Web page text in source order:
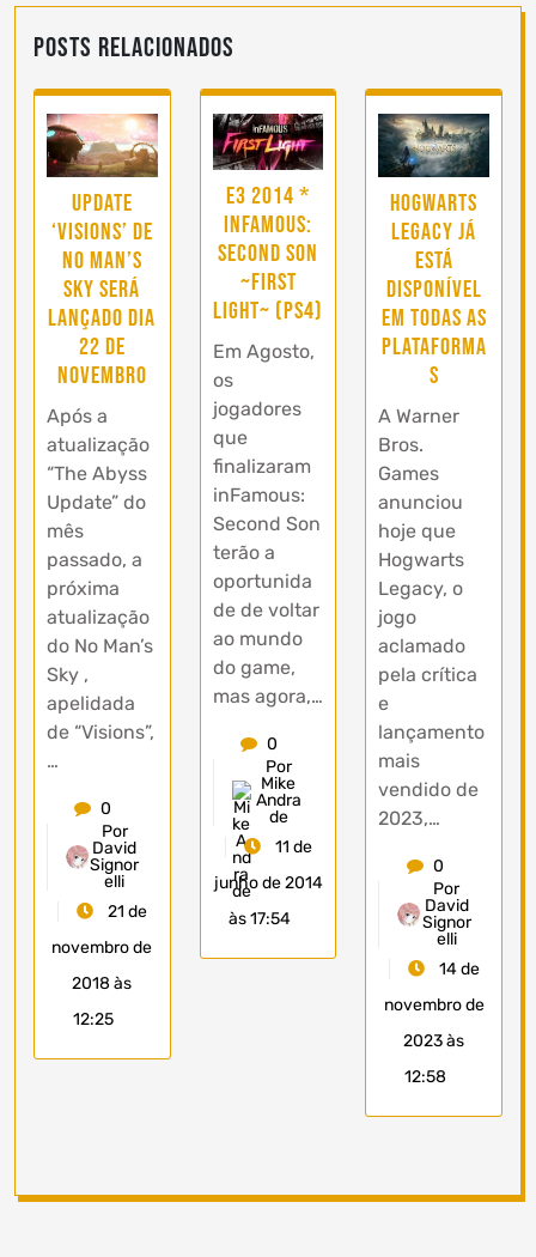
Posts Relacionados
Update
‘Visions’ de
No Man’s
Sky será
lançado dia
22 de
Novembro
Após a
atualização
“The Abyss
Update” do
mês
passado, a
próxima
atualização
do No Man’s
Sky ,
apelidada
de “Visions”,
…
0
Por
David
Signor
elli
21 de
novembro de
2018 às
12:25
E3 2014 *
inFamous:
Second Son
~First
Light~ (PS4)
Em Agosto,
os
jogadores
que
finalizaram
inFamous:
Second Son
terão a
oportunida
de de voltar
ao mundo
do game,
mas agora,…
0
Por
Mike
Andra
de
11 de
junho de 2014
às 17:54
Hogwarts
Legacy já
está
disponível
em todas as
plataforma
s
A Warner
Bros.
Games
anunciou
hoje que
Hogwarts
Legacy, o
jogo
aclamado
pela crítica
e
lançamento
mais
vendido de
2023,…
0
Por
David
Signor
elli
14 de
novembro de
2023 às
12:58